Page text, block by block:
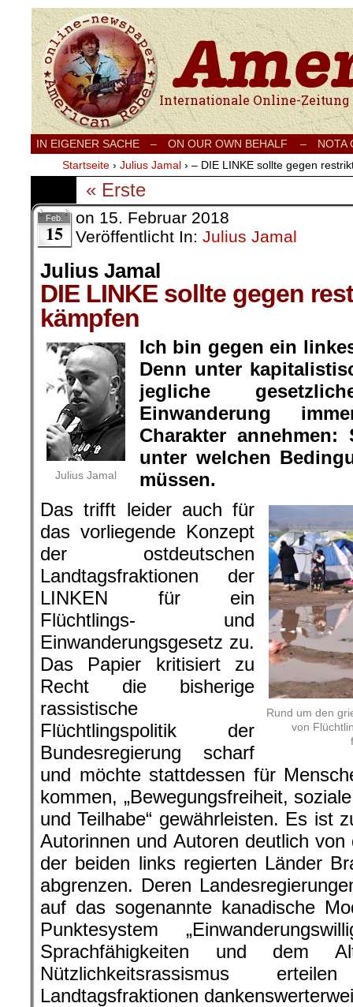
Internationale Onlinezeitung für Frieden,
IN EIGENER SACHE – ON OUR OWN BEHALF –
NOTA
Startseite › Julius Jamal › – DIE LINKE sollte gegen
« Erste
Feb.
15
on 15. Februar 2018
Veröffentlicht In: Julius Jamal
Julius Jamal
DIE LINKE sollte gegen
kämpfen
Julius Jamal
Ich bin gegen ein
Denn unter
jegliche
Einwanderung
Charakter
unter welchen
müssen.
Rund um den
von
Das trifft leider auch für
das vorliegende Konzept
der ostdeutschen
Landtagsfraktionen der
LINKEN für ein
Flüchtlings- und
Einwanderungsgesetz zu.
Das Papier kritisiert zu
Recht die bisherige
rassistische
Flüchtlingspolitik der
Bundesregierung scharf
und möchte stattdessen für
kommen, „Bewegungsfreiheit,
und Teilhabe“ gewährleisten. Es ist
Autorinnen und Autoren deutlich
der beiden links regierten Länder
abgrenzen. Deren
auf das sogenannte kanadische
Punktesystem
Sprachfähigkeiten und dem
Nützlichkeitsrassismus
Landtagsfraktionen